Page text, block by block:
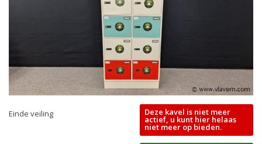
Einde veiling Deze kavel is niet meer
actief, u kunt hier helaas
niet meer op bieden.